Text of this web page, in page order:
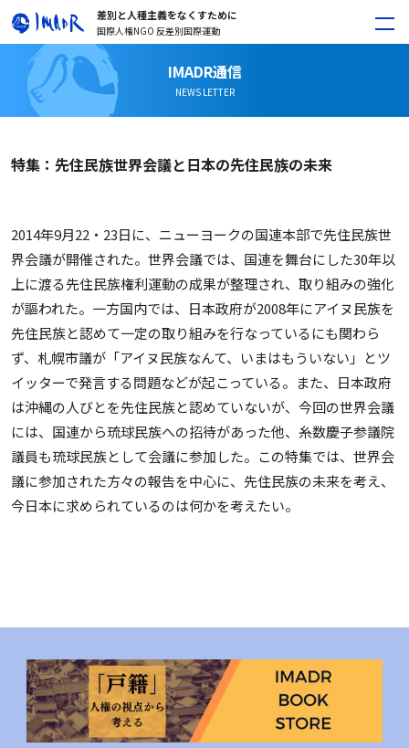
差別と人種主義をなくすために
国際人権NGO 反差別国際運動
IMADR通信
NEWS LETTER
特集：先住民族世界会議と日本の先住民族の未来
2014年9月22・23日に、ニューヨークの国連本部で先住民族世
界会議が開催された。世界会議では、国連を舞台にした30年以
上に渡る先住民族権利運動の成果が整理され、取り組みの強化
が謳われた。一方国内では、日本政府が2008年にアイヌ民族を
先住民族と認めて一定の取り組みを行なっているにも関わら
ず、札幌市議が「アイヌ民族なんて、いまはもういない」とツ
イッターで発言する問題などが起こっている。また、日本政府
は沖縄の人びとを先住民族と認めていないが、今回の世界会議
には、国連から琉球民族への招待があった他、糸数慶子参議院
議員も琉球民族として会議に参加した。この特集では、世界会
議に参加された方々の報告を中心に、先住民族の未来を考え、
今日本に求められているのは何かを考えたい。